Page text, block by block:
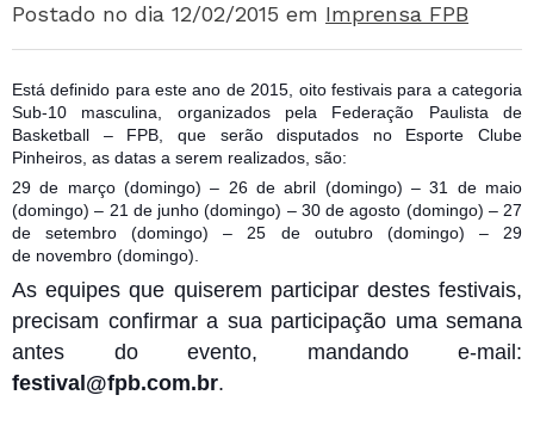
Postado no dia 12/02/2015 em Imprensa FPB
Está definido para este ano de 2015, oito festivais para a categoria
Sub-10 masculina, organizados pela Federação Paulista de
Basketball – FPB, que serão disputados no Esporte Clube
Pinheiros, as datas a serem realizados, são:
29 de março (domingo) – 26 de abril (domingo) – 31 de maio
(domingo) – 21 de junho (domingo) – 30 de agosto (domingo) – 27
de setembro (domingo) – 25 de outubro (domingo) – 29
de novembro (domingo).
As equipes que quiserem participar destes festivais,
precisam confirmar a sua participação uma semana
antes do evento, mandando e-mail:
festival@fpb.com.br.